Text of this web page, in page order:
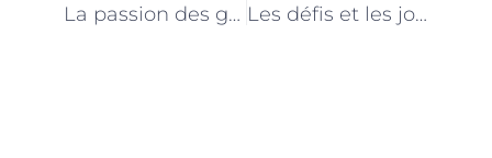
La passion des gardes forestiers à Paris : au service de la nature et des générations futures Les défis et les joies du métier d’assistant(e) de vie aux familles